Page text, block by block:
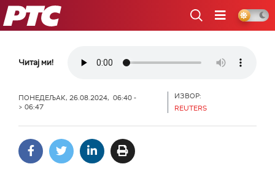
РТС
Читај ми!
ПОНЕДЕЉАК, 26.08.2024, 06:40 -
> 06:47
ИЗВОР:
REUTERS